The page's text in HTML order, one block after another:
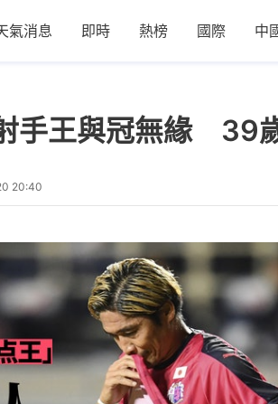
氣消息 即時 熱榜 國際 中
手王與冠無緣 39
20:40